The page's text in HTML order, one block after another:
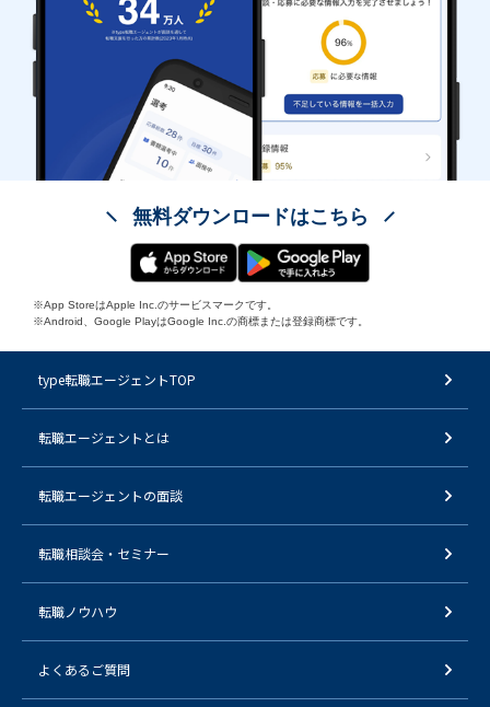
無料ダウンロードはこちら
※App StoreはApple Inc.のサービスマークです。
※Android、Google PlayはGoogle Inc.の商標または登録商標です。
type転職エージェントTOP
転職エージェントとは
転職エージェントの面談
転職相談会・セミナー
転職ノウハウ
よくあるご質問